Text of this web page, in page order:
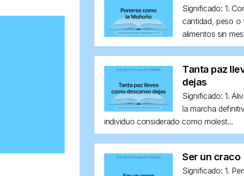
Significado: 1.
cantidad, peso o
alimentos sin
Tanta paz
dejas
Significado: 1.
la marcha
individuo considerado como molest...
Ser un craco
Significado: 1.